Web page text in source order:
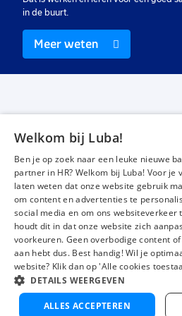
in de buurt.
Meer weten
Werken bij Luba
Mijn Luba
Luba wordt beoordeeld met een
4,3 uit 5
van 1483 Google-reviews
Welkom bij Luba!
Ben je op zoek naar een leuke nieuwe
partner in HR? Welkom bij Luba! Voor
laten weten dat onze website gebruik
om content en advertenties te
social media en om ons websiteverkeer
houdt dit in dat onze website zich
voorkeuren. Geen overbodige content
aan hebt dus. Best handig! Wil je
website? Klik dan op 'Alle cookies
DETAILS WEERGEVEN
ALLES ACCEPTEREN